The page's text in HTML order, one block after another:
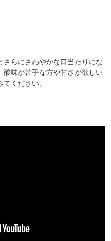
さらにさわやかな口当たりにな
酸味が苦手な方や甘さが欲しい
ください。
物でご利用いただけます
用はできません